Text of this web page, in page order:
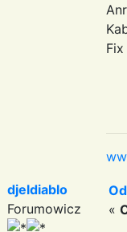
djeldiablo
Forumowicz
«